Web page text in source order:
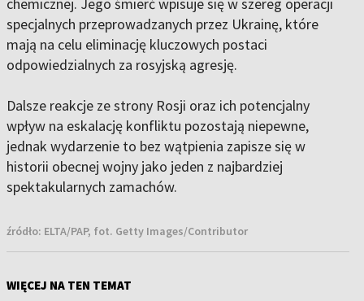
chemicznej. Jego śmierć wpisuje się w szereg operacji
specjalnych przeprowadzanych przez Ukrainę, które
mają na celu eliminację kluczowych postaci
odpowiedzialnych za rosyjską agresję.
Dalsze reakcje ze strony Rosji oraz ich potencjalny
wpływ na eskalację konfliktu pozostają niepewne,
jednak wydarzenie to bez wątpienia zapisze się w
historii obecnej wojny jako jeden z najbardziej
spektakularnych zamachów.
źródło: ELTA/PAP, fot. Getty Images/Contributor
WIĘCEJ NA TEN TEMAT